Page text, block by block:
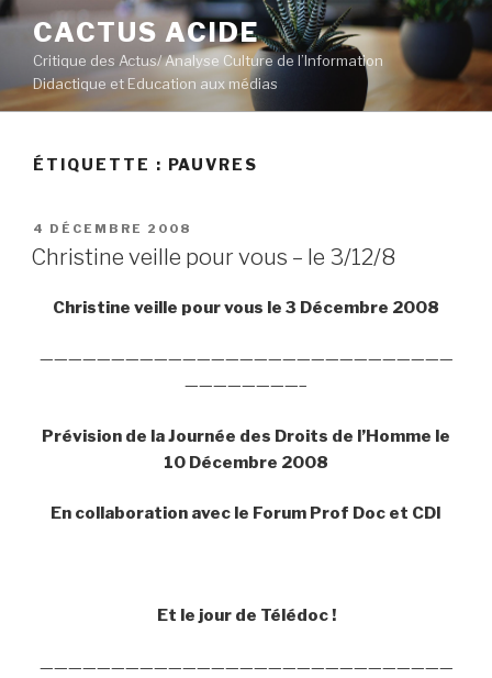
Aller
contenu
principal
CACTUS ACIDE
Critique des Actus/ Analyse Culture de l’Information
Didactique et Education aux médias
ÉTIQUETTE : PAUVRES
PUBLIÉ
LE
4 DÉCEMBRE 2008
Christine veille pour vous – le 3/12/8
Christine veille pour vous le 3 Décembre 2008
—————————————————————————————
————————–
Prévision de la Journée des Droits de l’Homme le
10 Décembre 2008
En collaboration avec le Forum Prof Doc et CDI
Et le jour de Télédoc !
—————————————————————————————